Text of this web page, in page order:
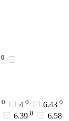
0
0 4 0 6.43 0
6.39 0 6.58